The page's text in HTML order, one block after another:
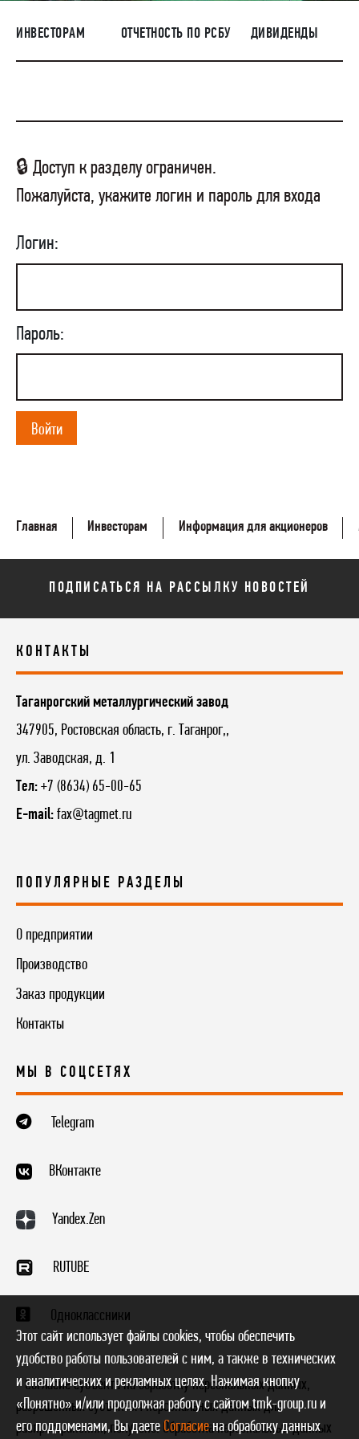
НАШИ ЛЮДИ
ОКРУЖАЮЩАЯ СРЕДА
ЗАКУПКИ
ИНВЕСТОРАМ ОТЧЕТНОСТЬ ПО РСБУ ДИВИДЕНДЫ
🔒 Доступ к разделу ограничен.
Пожалуйста, укажите логин и пароль для входа
Логин:
Пароль:
Войти
Главная Инвесторам Информация для акционеров
ПОДПИСАТЬСЯ НА РАССЫЛКУ НОВОСТЕЙ
КОНТАКТЫ
Таганрогский металлургический завод
347905, Ростовская область, г. Таганрог,,
ул. Заводская, д. 1
Тел: +7 (8634) 65-00-65
E-mail: fax@tagmet.ru
ПОПУЛЯРНЫЕ РАЗДЕЛЫ
О предприятии
Производство
Заказ продукции
Контакты
МЫ В СОЦСЕТЯХ
Telegram
ВКонтакте
Yandex.Zen
RUTUBE
Одноклассники
* Согласие субъекта на обработку персональных данных,
разрешенных субъектом персональных данных для
распространения, получено. Обработка персональных данных
Этот сайт использует файлы cookies, чтобы обеспечить
удобство работы пользователей с ним, а также в технических
и аналитических и рекламных целях. Нажимая кнопку
«Понятно» и/или продолжая работу с сайтом tmk-group.ru и
его поддоменами, Вы даете Согласиена обработку данных